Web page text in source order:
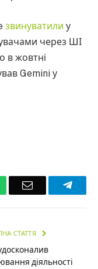
звинуватили у
через ШІ
в жовтні
Gemini у
Email
СТАТТЯ
діяльності